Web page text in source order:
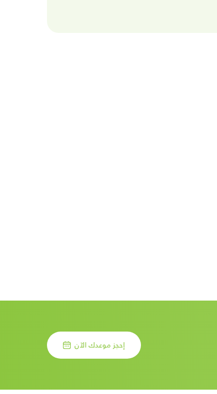
إحجز موعدك الآن